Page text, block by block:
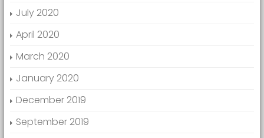
July 2020
April 2020
March 2020
January 2020
December 2019
September 2019